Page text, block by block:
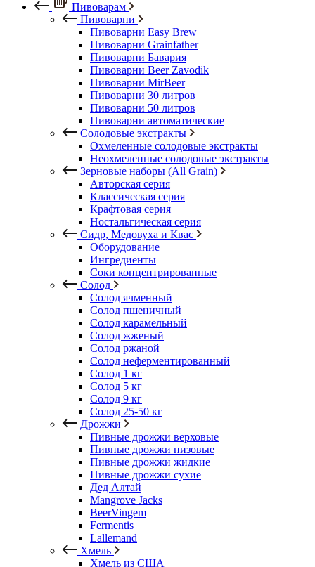
Пивоварам
Пивоварни
Пивоварни Easy Brew
Пивоварни Grainfather
Пивоварни Бавария
Пивоварни Beer Zavodik
Пивоварни MirBeer
Пивоварни 30 литров
Пивоварни 50 литров
Пивоварни автоматические
Солодовые экстракты
Охмеленные солодовые экстракты
Неохмеленные солодовые экстракты
Зерновые наборы (All Grain)
Авторская серия
Классическая серия
Крафтовая серия
Ностальгическая серия
Сидр, Медовуха и Квас
Оборудование
Ингредиенты
Соки концентрированные
Солод
Солод ячменный
Солод пшеничный
Солод карамельный
Солод жженый
Солод ржаной
Солод неферментированный
Солод 1 кг
Солод 5 кг
Солод 9 кг
Солод 25-50 кг
Дрожжи
Пивные дрожжи верховые
Пивные дрожжи низовые
Пивные дрожжи жидкие
Пивные дрожжи сухие
Дед Алтай
Mangrove Jacks
BeerVingem
Fermentis
Lallemand
Хмель
Хмель из США